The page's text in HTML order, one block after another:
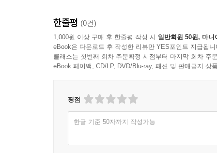
한줄평 (0건)
1,000원 이상 구매 후 한줄평 작성 시 일반회원 50원, 마니
eBook은 다운로드 후 작성한 리뷰만 YES포인트 지급됩니
클래스는 첫번째 회차 주문확정 시점부터 마지막 회차 주
eBook 페이백, CD/LP, DVD/Blu-ray, 패션 및 판매금지 상
평점
한글 기준 50자까지 작성가능